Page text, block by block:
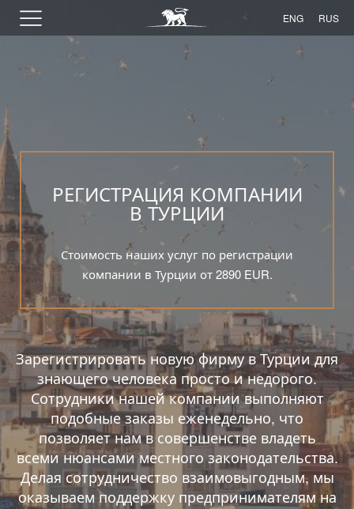
ENG RUS
РЕГИСТРАЦИЯ КОМПАНИИ
В ТУРЦИИ
Стоимость наших услуг по регистрации
компании в Турции от 2890 EUR.
Зарегистрировать новую фирму в Турции для
знающего человека просто и недорого.
Сотрудники нашей компании выполняют
подобные заказы еженедельно, что
позволяет нам в совершенстве владеть
всеми нюансами местного законодательства.
Делая сотрудничество взаимовыгодным, мы
оказываем поддержку предпринимателям на